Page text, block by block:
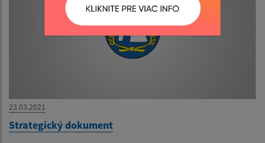
23.03.2021
Strategický dokument